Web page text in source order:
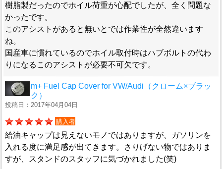
樹脂製だったのでホイル荷重が心配でしたが、全く問題な
かったです。
このアシストがあると無いとでは作業性が全然違います
ね。
国産車に慣れているのでホイル取付時はハブボルトの代わ
りになるこのアシストが必要不可欠です。
m+ Fuel Cap Cover for VW/Audi（クローム×ブラッ
ク）
投稿日：2017年04月04日
購入者
給油キャップは見えないモノではありますが、ガソリンを
入れる度に満足感が出てきます。さりげない物ではありま
すが、スタンドのスタッフに気づかれました(笑)